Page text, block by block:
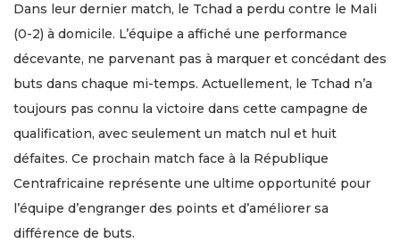
Dans leur dernier match, le Tchad a perdu contre le Mali
(0-2) à domicile. L’équipe a affiché une performance
décevante, ne parvenant pas à marquer et concédant des
buts dans chaque mi-temps. Actuellement, le Tchad n’a
toujours pas connu la victoire dans cette campagne de
qualification, avec seulement un match nul et huit
défaites. Ce prochain match face à la République
Centrafricaine représente une ultime opportunité pour
l’équipe d’engranger des points et d’améliorer sa
différence de buts.